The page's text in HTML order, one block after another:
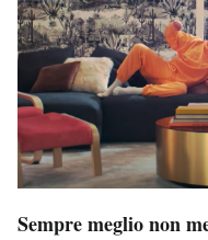
Sempre meglio non